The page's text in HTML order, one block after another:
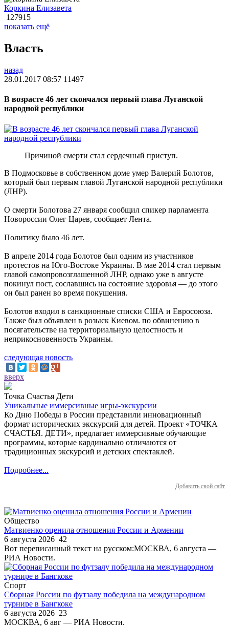
Коркина Елизавета
127915
показать ещё
Власть
назад
28.01.2017 08:57 11497
В возрасте 46 лет скончался первый глава Луганской
народной республики
Причиной смерти стал сердечный приступ.
В Подмосковье в собственном доме умер Валерий Болотов,
который был первым главой Луганской народной республики
(ЛНР).
О смерти Болотова 27 января сообщил спикер парламента
Новороссии Олег Царев, сообщает Лента.
Политику было 46 лет.
В апреле 2014 года Болотов был одним из участников
протестов на Юго-Востоке Украины. В мае 2014 стал первым
главой самопровозглашенной ЛНР, однако уже в августе
покинул пост, сославшись на состояние здоровья — до этого
он был ранен во время покушения.
Болотов входил в санкционные списки США и Евросоюза.
Также был объявлен в розыск Киевом. по обвинению в
посягательстве на территориальную целостность и
неприкосновенность Украины.
следующая новость
вверх
Точка Счастья Дети
Уникальные иммерсивные игры-экскурсии
Ко Дню Победы в России представили инновационный
формат исторических экскурсий для детей. Проект «ТОЧКА
СЧАСТЬЯ. ДЕТИ», предлагает иммерсивные обучающие
программы, которые кардинально отличаются от
традиционных экскурсий и детских спектаклей.
Подробнее...
Добавить свой сайт
Общество
Матвиенко оценила отношения России и Армении
6 августа 2026 42
Вот переписанный текст на русском:МОСКВА, 6 августа —
РИА Новости.
Спорт
Сборная России по футзалу победила на международном
турнире в Бангкоке
6 августа 2026 23
МОСКВА, 6 авг — РИА Новости.